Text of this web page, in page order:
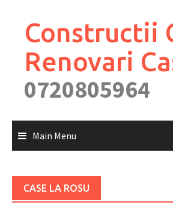
contentConstructii
Renovari
0720805964
Main Menu
CASE LA ROSU